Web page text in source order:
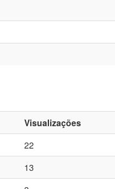
Visualizações
22
13